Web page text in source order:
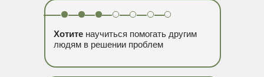
Хотите научиться помогать другим
людям в решении проблем